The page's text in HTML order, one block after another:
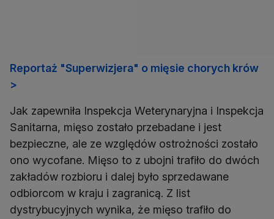
Reportaż "Superwizjera" o mięsie chorych krów
>
Jak zapewniła Inspekcja Weterynaryjna i Inspekcja
Sanitarna, mięso zostało przebadane i jest
bezpieczne, ale ze względów ostrożności zostało
ono wycofane. Mięso to z ubojni trafiło do dwóch
zakładów rozbioru i dalej było sprzedawane
odbiorcom w kraju i zagranicą. Z list
dystrybucyjnych wynika, że mięso trafiło do